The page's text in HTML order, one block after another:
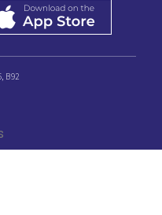
B92